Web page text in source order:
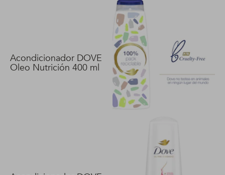
Acondicionador DOVE
Oleo Nutrición 400 ml